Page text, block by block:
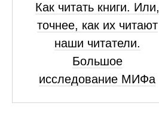
Как читать книги. Или,
точнее, как их читают
наши читатели.
Большое
исследование МИФа